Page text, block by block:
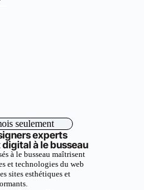
seulement
experts
à le busseau
à le busseau maîtrisent
et technologies du web
sites esthétiques et